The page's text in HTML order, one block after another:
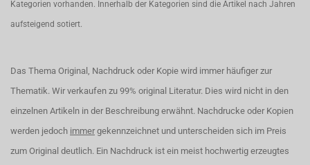
Kategorien vorhanden. Innerhalb der Kategorien sind die Artikel nach Jahren
aufsteigend sotiert.
Das Thema Original, Nachdruck oder Kopie wird immer häufiger zur
Thematik. Wir verkaufen zu 99% original Literatur. Dies wird nicht in den
einzelnen Artikeln in der Beschreibung erwähnt. Nachdrucke oder Kopien
werden jedoch immer gekennzeichnet und unterscheiden sich im Preis
zum Original deutlich. Ein Nachdruck ist ein meist hochwertig erzeugtes